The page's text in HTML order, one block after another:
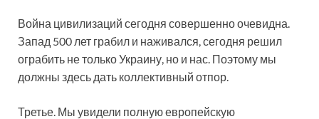
Война цивилизаций сегодня совершенно очевидна.
Запад 500 лет грабил и наживался, сегодня решил
ограбить не только Украину, но и нас. Поэтому мы
должны здесь дать коллективный отпор.
Третье. Мы увидели полную европейскую